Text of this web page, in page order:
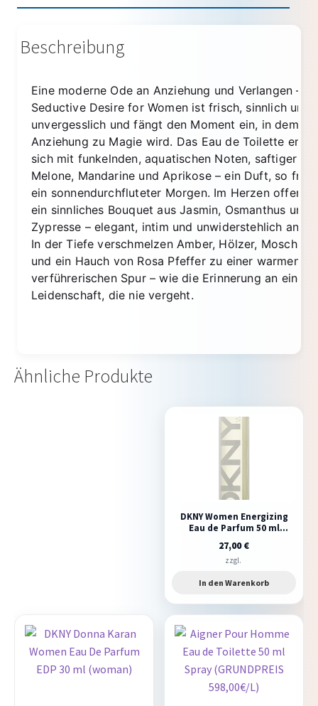
Beschreibung
Eine moderne Ode an Anziehung und Verlangen –
Seductive Desire for Women ist frisch, sinnlich und
unvergesslich und fängt den Moment ein, in dem
Anziehung zu Magie wird. Das Eau de Toilette
sich mit funkelnden, aquatischen Noten, saftiger
Melone, Mandarine und Aprikose – ein Duft, so
ein sonnendurchfluteter Morgen. Im Herzen
ein sinnliches Bouquet aus Jasmin, Osmanthus und
Zypresse – elegant, intim und unwiderstehlich
In der Tiefe verschmelzen Amber, Hölzer, Moschus,
und ein Hauch von Rosa Pfeffer zu einer warmen,
verführerischen Spur – wie die Erinnerung an eine
Leidenschaft, die nie vergeht.
Ähnliche Produkte
DKNY Women Energizing
Eau de Parfum 50 ml
27,00€
zzgl.
In den Warenkorb